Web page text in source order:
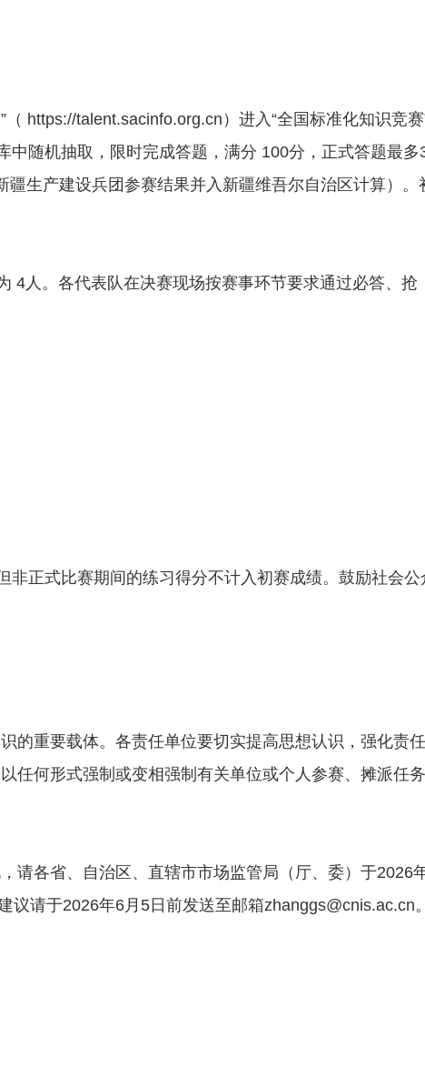
https://talent.sacinfo.org.cn）进入“全国标准化知识竞赛
中随机抽取，限时完成答题，满分 100分，正式答题最多
生产建设兵团参赛结果并入新疆维吾尔自治区计算）。
4人。各代表队在决赛现场按赛事环节要求通过必答、抢
正式比赛期间的练习得分不计入初赛成绩。鼓励社会公
的重要载体。各责任单位要切实提高思想认识，强化责
任何形式强制或变相强制有关单位或个人参赛、摊派任
请各省、自治区、直辖市市场监管局（厅、委）于2026
议请于2026年6月5日前发送至邮箱zhanggs@cnis.ac.cn